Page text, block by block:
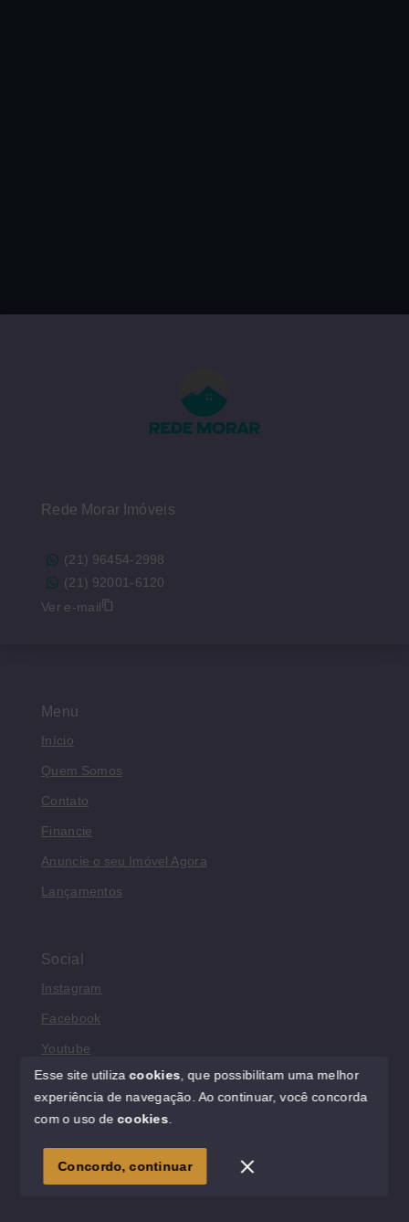
Menu
Início
Quem Somos
Contato
Financie
Anuncie o seu Imóvel Agora
Lançamentos
Social
Instagram
Facebook
Youtube
© Copyright 2026 - Rede Morar Imóveis - Todos os direitos
SITE PARA IMOBILIARIA
Rede Morar Imóveis
(21) 96454-2998
(21) 92001-6120
Ver e-mail
Esse site utilizacookies , que possibilitam uma melhor
experiência de navegação. Ao continuar, você concorda
com o uso decookies
Concordo, continuar